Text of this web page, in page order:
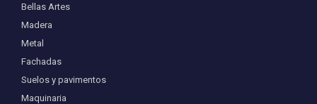
Bellas Artes
Madera
Metal
Fachadas
Suelos y pavimentos
Maquinaria